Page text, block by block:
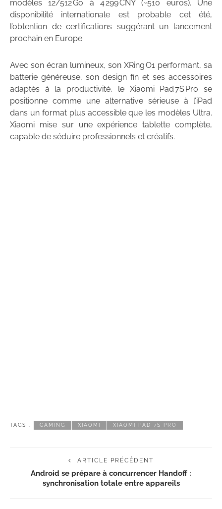
modèles 12/512 Go à 4 299 CNY (~510 euros). Une
disponibilité internationale est probable cet été,
l’obtention de certifications suggérant un lancement
prochain en Europe.
Avec son écran lumineux, son XRing O1 performant, sa
batterie généreuse, son design fin et ses accessoires
adaptés à la productivité, le Xiaomi Pad 7S Pro se
positionne comme une alternative sérieuse à l’iPad
dans un format plus accessible que les modèles Ultra.
Xiaomi mise sur une expérience tablette complète,
capable de séduire professionnels et créatifs.
TAGS : GAMING XIAOMI XIAOMI PAD 7S PRO
ARTICLE PRÉCÉDENT
Android se prépare à concurrencer Handoff :
synchronisation totale entre appareils